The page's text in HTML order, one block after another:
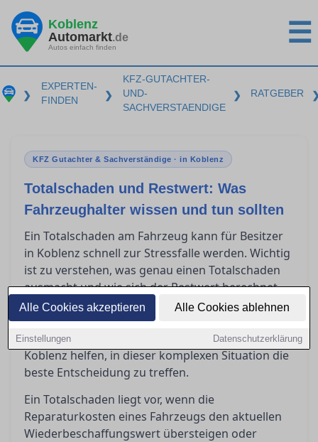
Alle Cookies akzeptieren Alle Cookies ablehnen
Einstellungen Datenschutzerklärung
Koblenz
Automarkt.de
Autos einfach finden ☰
❯
EXPERTEN-
FINDEN
❯
KFZ-GUTACHTER-
UND-
SACHVERSTAENDIGE
❯ RATGEBER
KFZ Gutachter & Sachverständige · in Koblenz
Totalschaden und Restwert: Was
Fahrzeughalter wissen und tun sollten
Ein Totalschaden am Fahrzeug kann für Besitzer
in Koblenz schnell zur Stressfalle werden. Wichtig
ist zu verstehen, was genau einen Totalschaden
ausmacht und wie sich der Restwert berechnet.
Zudem spielen Restwertbörsen häufig eine Rolle,
bei denen man jedoch Vorsicht walten lassen
sollte. Ein erfahrener Gutachter kann Ihnen in
Koblenz helfen, in dieser komplexen Situation die
beste Entscheidung zu treffen.
Ein Totalschaden liegt vor, wenn die
Reparaturkosten eines Fahrzeugs den aktuellen
Wiederbeschaffungswert übersteigen oder